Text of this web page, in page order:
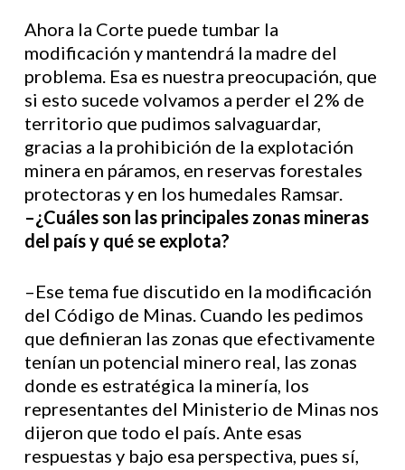
Ahora la Corte puede tumbar la
modificación y mantendrá la madre del
problema. Esa es nuestra preocupación, que
si esto sucede volvamos a perder el 2% de
territorio que pudimos salvaguardar,
gracias a la prohibición de la explotación
minera en páramos, en reservas forestales
protectoras y en los humedales Ramsar.
–¿Cuáles son las principales zonas mineras
del país y qué se explota?
–Ese tema fue discutido en la modificación
del Código de Minas. Cuando les pedimos
que definieran las zonas que efectivamente
tenían un potencial minero real, las zonas
donde es estratégica la minería, los
representantes del Ministerio de Minas nos
dijeron que todo el país. Ante esas
respuestas y bajo esa perspectiva, pues sí,